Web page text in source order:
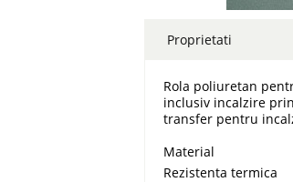
Proprietati
Rola poliuretan
inclusiv incalzire
transfer pentru
Material
Rezistenta termica